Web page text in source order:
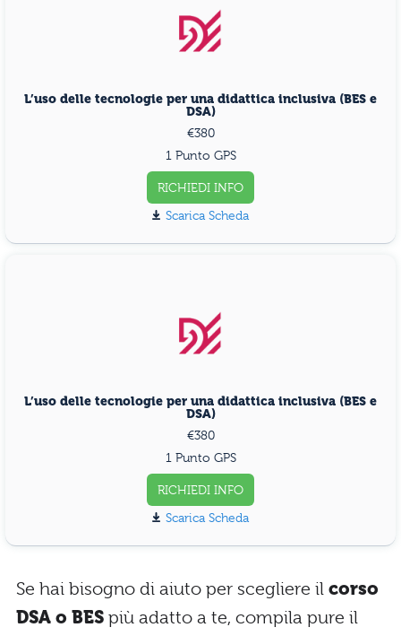
L’uso delle tecnologie per una didattica inclusiva (BES e
DSA)
€380
1 Punto GPS
RICHIEDI INFO
Scarica Scheda
L’uso delle tecnologie per una didattica inclusiva (BES e
DSA)
€380
1 Punto GPS
RICHIEDI INFO
Scarica Scheda
Se hai bisogno di aiuto per scegliere il corso
DSA o BES più adatto a te, compila pure il